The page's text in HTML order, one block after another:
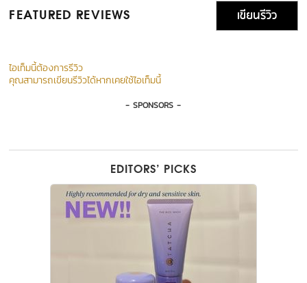
FEATURED REVIEWS เขียนรีวิว
ไอเท็มนี้ต้องการรีวิว
คุณสามารถเขียนรีวิวได้หากเคยใช้ไอเท็มนี้
- SPONSORS -
EDITORS’ PICKS